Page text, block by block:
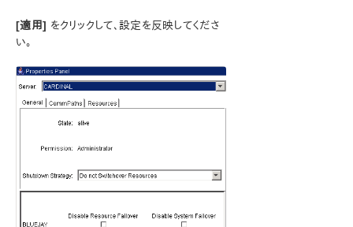
[適用] をクリックして、設定を反映してくださ
い。